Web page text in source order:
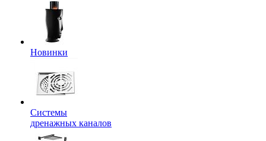
Новинки
Системы
дренажных каналов